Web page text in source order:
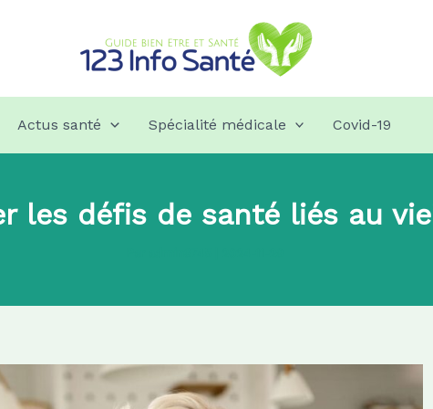
Actus santé Spécialité médicale Covid-19
les défis de santé liés au